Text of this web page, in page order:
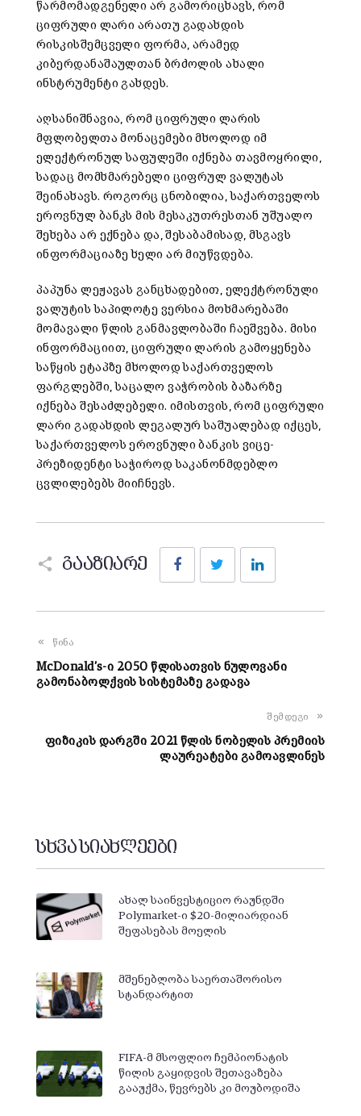
წარმომადგენელი არ გამორიცხავს, რომ
ციფრული ლარი არათუ გადახდის
რისკისშემცველი ფორმა, არამედ
კიბერდანაშაულთან ბრძოლის ახალი
ინსტრუმენტი გახდეს.
აღსანიშნავია, რომ ციფრული ლარის
მფლობელთა მონაცემები მხოლოდ იმ
ელექტრონულ საფულეში იქნება თავმოყრილი,
სადაც მომხმარებელი ციფრულ ვალუტას
შეინახავს. როგორც ცნობილია, საქართველოს
ეროვნულ ბანკს მის მესაკუთრესთან უშუალო
შეხება არ ექნება და, შესაბამისად, მსგავს
ინფორმაციაზე ხელი არ მიუწვდება.
პაპუნა ლეჟავას განცხადებით, ელექტრონული
ვალუტის საპილოტე ვერსია მოხმარებაში
მომავალი წლის განმავლობაში ჩაეშვება. მისი
ინფორმაციით, ციფრული ლარის გამოყენება
საწყის ეტაპზე მხოლოდ საქართველოს
ფარგლებში, საცალო ვაჭრობის ბაზარზე
იქნება შესაძლებელი. იმისთვის, რომ ციფრული
ლარი გადახდის ლეგალურ საშუალებად იქცეს,
საქართველოს ეროვნული ბანკის ვიცე-
პრეზიდენტი საჭიროდ საკანონმდებლო
ცვლილებებს მიიჩნევს.
გააზიარე
FacebookTwitter
წინა
McDonald’s-ი 2050 წლისათვის ნულოვანი
გამონაბოლქვის სისტემაზე გადავა
შემდეგი
ფიზიკის დარგში 2021 წლის ნობელის პრემიის
ლაურეატები გამოავლინეს
სხვა სიახლეები
ახალ საინვესტიციო რაუნდში
Polymarket-ი $20-მილიარდიან
შეფასებას მოელის
მშენებლობა საერთაშორისო
სტანდარტით
FIFA-მ მსოფლიო ჩემპიონატის
წილის გაყიდვის შეთავაზება
გააუქმა, წევრებს კი მოუბოდიშა